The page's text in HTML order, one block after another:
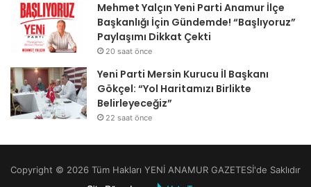
Mehmet Yalçın Yeni Parti Anamur İlçe
Başkanlığı İçin Gündemde! “Başlıyoruz”
Paylaşımı Dikkat Çekti
20 saat önce
Yeni Parti Mersin Kurucu İl Başkanı
Gökçel: “Yol Haritamızı Birlikte
Belirleyeceğiz”
22 saat önce
Copyright © 2026 Tüm Hakları YENİ ANAMUR GAZETESİ'de Saklıdır